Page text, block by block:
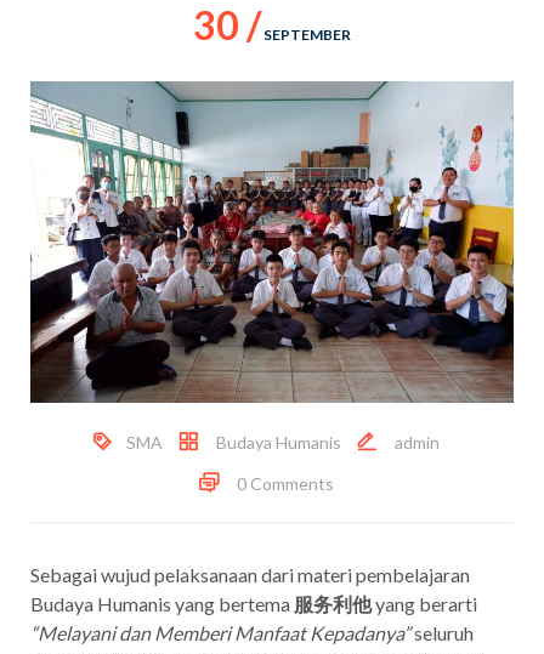
30 / SEPTEMBER
SMA Budaya Humanis
admin
0 Comments
Sebagai wujud pelaksanaan dari materi pembelajaran
Budaya Humanis yang bertema 服务利他yang berarti
“Melayani dan Memberi Manfaat Kepadanya”seluruh